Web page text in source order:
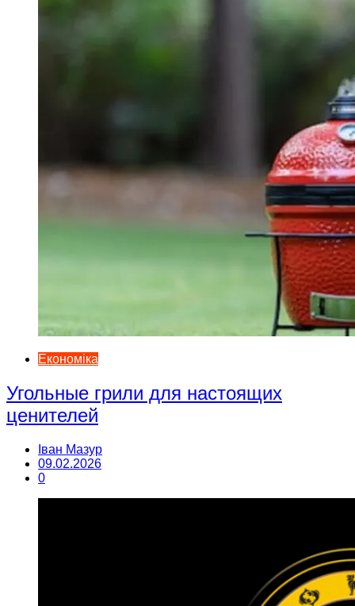
Економіка
Угольные грили для настоящих
ценителей
Іван Мазур
09.02.2026
0